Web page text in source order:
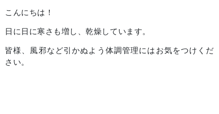
こんにちは！
日に日に寒さも増し、乾燥しています。
皆様、風邪など引かぬよう体調管理にはお気をつけくだ
さい。